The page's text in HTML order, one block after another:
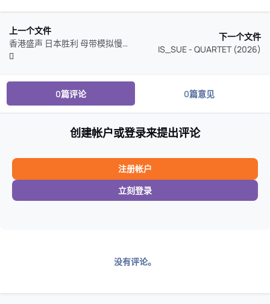
上一个文件
香港盛声 日本胜利 母带模拟慢刻 WAV CUE 整轨 113CD
下一个文件
IS_SUE - QUARTET (2026)
0篇评论 0篇意见
创建帐户或登录来提出评论
注册帐户
立刻登录
没有评论。